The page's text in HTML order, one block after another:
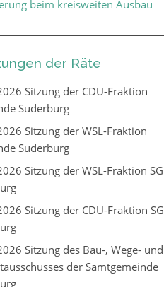
beim kreisweiten Ausbau
der Räte
Sitzung der CDU-Fraktion
Suderburg
Sitzung der WSL-Fraktion
Suderburg
Sitzung der WSL-Fraktion SG
Sitzung der CDU-Fraktion SG
Sitzung des Bau-, Wege- und
der Samtgemeinde